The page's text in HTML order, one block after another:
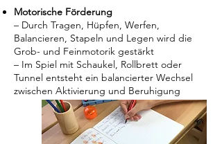
Motorische Förderung
– Durch Tragen, Hüpfen, Werfen,
Balancieren, Stapeln und Legen wird die
Grob- und Feinmotorik gestärkt
– Im Spiel mit Schaukel, Rollbrett oder
Tunnel entsteht ein balancierter Wechsel
zwischen Aktivierung und Beruhigung